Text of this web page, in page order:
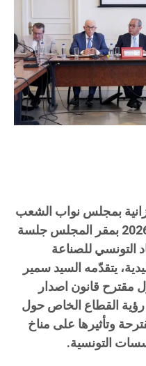
بمجلس نواب الشعب
يوم الخميس 30 أفريل 2026 بمقر المجلس جلسة
التونسي للصناعة
يتقدّمه السيد سمير
مقترح قانون اصدار
القطاع الخاص حول
وتأثيرها على مناخ
التونسية.